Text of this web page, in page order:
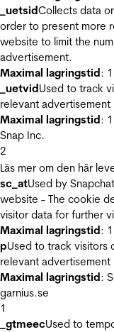
_uetsidCollects data
order to present more
website to limit the
advertisement.
Maximal lagringstid:
_uetvidUsed to track
relevant
Maximal lagringstid:
Snap Inc.
2
Läs mer om den här
sc_atUsed by
website - The cookie
visitor data for further
Maximal lagringstid:
pUsed to track visitors
relevant
Maximal lagringstid:
garnius.se
1
_gtmeecUsed to